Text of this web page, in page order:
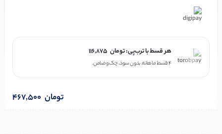
هر قسط با ترب‌پی: 116,875 تومان
۴ قسط ماهانه. بدون سود، چک و ضامن.
467,500 تومان